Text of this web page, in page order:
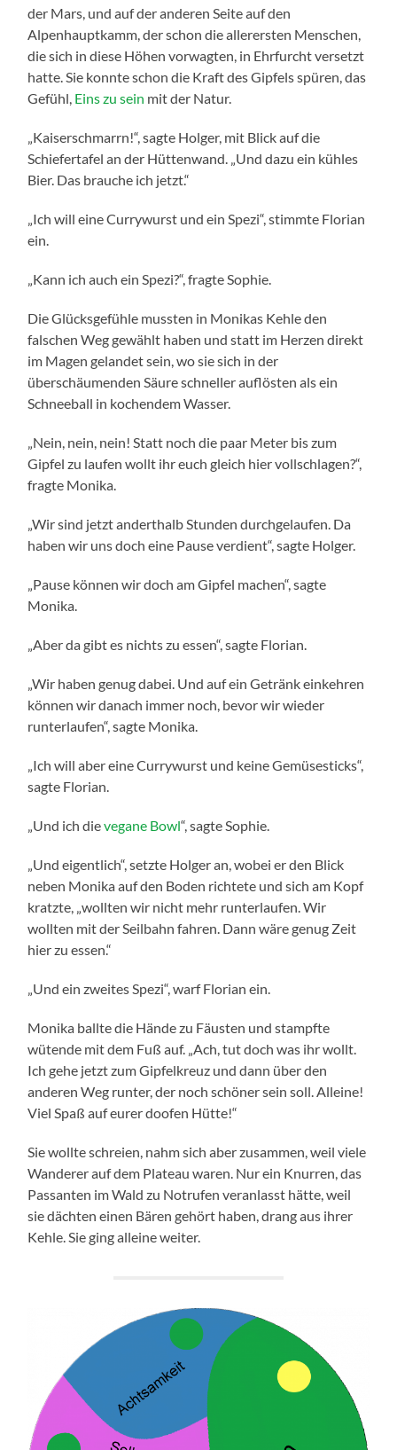
der Mars, und auf der anderen Seite auf den
Alpenhauptkamm, der schon die allerersten Menschen,
die sich in diese Höhen vorwagten, in Ehrfurcht versetzt
hatte. Sie konnte schon die Kraft des Gipfels spüren, das
Gefühl, Eins zu sein mit der Natur.
„Kaiserschmarrn!“, sagte Holger, mit Blick auf die
Schiefertafel an der Hüttenwand. „Und dazu ein kühles
Bier. Das brauche ich jetzt.“
„Ich will eine Currywurst und ein Spezi“, stimmte Florian
ein.
„Kann ich auch ein Spezi?“, fragte Sophie.
Die Glücksgefühle mussten in Monikas Kehle den
falschen Weg gewählt haben und statt im Herzen direkt
im Magen gelandet sein, wo sie sich in der
überschäumenden Säure schneller auflösten als ein
Schneeball in kochendem Wasser.
„Nein, nein, nein! Statt noch die paar Meter bis zum
Gipfel zu laufen wollt ihr euch gleich hier vollschlagen?“,
fragte Monika.
„Wir sind jetzt anderthalb Stunden durchgelaufen. Da
haben wir uns doch eine Pause verdient“, sagte Holger.
„Pause können wir doch am Gipfel machen“, sagte
Monika.
„Aber da gibt es nichts zu essen“, sagte Florian.
„Wir haben genug dabei. Und auf ein Getränk einkehren
können wir danach immer noch, bevor wir wieder
runterlaufen“, sagte Monika.
„Ich will aber eine Currywurst und keine Gemüsesticks“,
sagte Florian.
„Und ich dievegane Bowl“, sagte Sophie.
„Und eigentlich“, setzte Holger an, wobei er den Blick
neben Monika auf den Boden richtete und sich am Kopf
kratzte, „wollten wir nicht mehr runterlaufen. Wir
wollten mit der Seilbahn fahren. Dann wäre genug Zeit
hier zu essen.“
„Und ein zweites Spezi“, warf Florian ein.
Monika ballte die Hände zu Fäusten und stampfte
wütende mit dem Fuß auf. „Ach, tut doch was ihr wollt.
Ich gehe jetzt zum Gipfelkreuz und dann über den
anderen Weg runter, der noch schöner sein soll. Alleine!
Viel Spaß auf eurer doofen Hütte!“
Sie wollte schreien, nahm sich aber zusammen, weil viele
Wanderer auf dem Plateau waren. Nur ein Knurren, das
Passanten im Wald zu Notrufen veranlasst hätte, weil
sie dächten einen Bären gehört haben, drang aus ihrer
Kehle. Sie ging alleine weiter.